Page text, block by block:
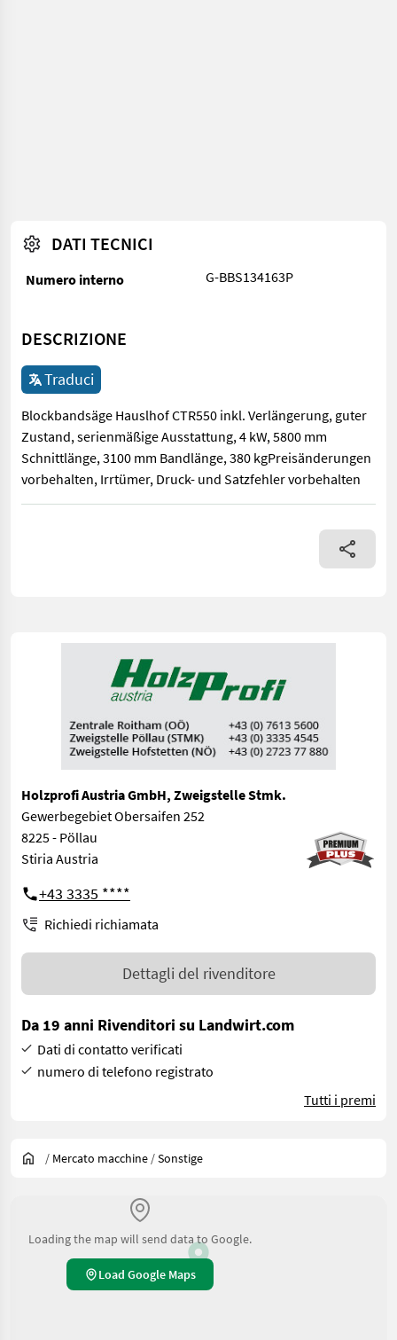
DATI TECNICI
Numero interno G-BBS134163P
DESCRIZIONE
Traduci
Blockbandsäge Hauslhof CTR550 inkl. Verlängerung, guter
Zustand, serienmäßige Ausstattung, 4 kW, 5800 mm
Schnittlänge, 3100 mm Bandlänge, 380 kgPreisänderungen
vorbehalten, Irrtümer, Druck- und Satzfehler vorbehalten
Blockbandsäge Hauslhof CTR550 inkl. Verlängerung, guter
Holzprofi Austria GmbH, Zweigstelle Stmk.
Gewerbegebiet Obersaifen 252
8225 - Pöllau
Stiria Austria
+43 3335 ****
Richiedi richiamata
Dettagli del rivenditore
Da 19 anni Rivenditori su Landwirt.com
Dati di contatto verificati
numero di telefono registrato
Tutti i premi
/ Mercato macchine /Sonstige
Loading the map will send data to Google.
Load Google Maps